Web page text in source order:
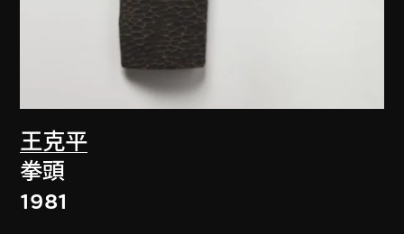
王克平
拳頭
1981